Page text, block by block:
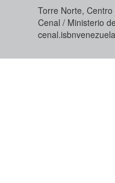
Torre Norte,
Cenal / Ministerio